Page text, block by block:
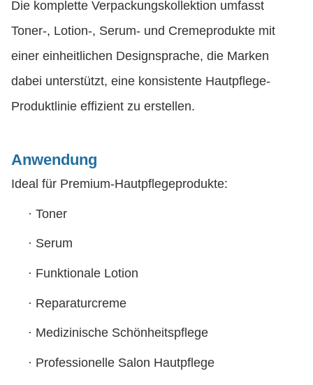
Die komplette Verpackungskollektion umfasst
Toner-, Lotion-, Serum- und Cremeprodukte mit
einer einheitlichen Designsprache, die Marken
dabei unterstützt, eine konsistente Hautpflege-
Produktlinie effizient zu erstellen.
Anwendung
Ideal für Premium-Hautpflegeprodukte:
· Toner
· Serum
· Funktionale Lotion
· Reparaturcreme
· Medizinische Schönheitspflege
· Professionelle Salon Hautpflege